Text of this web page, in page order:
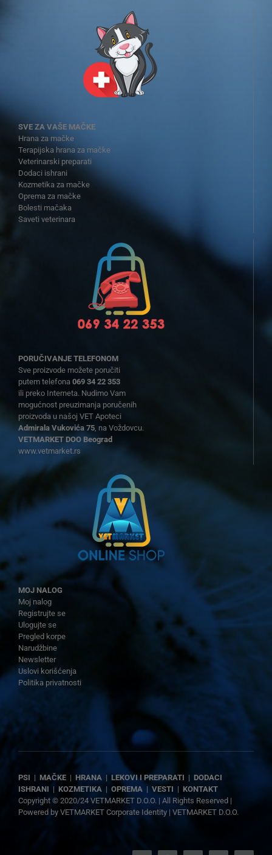
SVE ZA VAŠE MAČKE
Hrana za mačke
Terapijska hrana za mačke
Veterinarski preparati
Dodaci ishrani
Kozmetika za mačke
Oprema za mačke
Bolesti mačaka
Saveti veterinara
PORUČIVANJE TELEFONOM
Sve proizvode možete poručiti
putem telefona 069 34 22 353
ili preko Interneta. Nudimo Vam
mogućnost preuzimanja poručenih
proizvoda u našoj VET Apoteci
Admirala Vukovića 75, na Voždovcu.
VETMARKET DOO Beograd
www.vetmarket.rs
MOJ NALOG
Moj nalog
Registrujte se
Ulogujte se
Pregled korpe
Narudžbine
Newsletter
Uslovi korišćenja
Politika privatnosti
PSI | MAČKE| HRANA | LEKOVI I PREPARATI | DODACI
ISHRANI | KOZMETIKA | OPREMA | VESTI | KONTAKT
Copyright © 2020/24 VETMARKET D.O.O. | All Rights Reserved |
Powered by VETMARKET Corporate Identity| VETMARKET D.O.O.